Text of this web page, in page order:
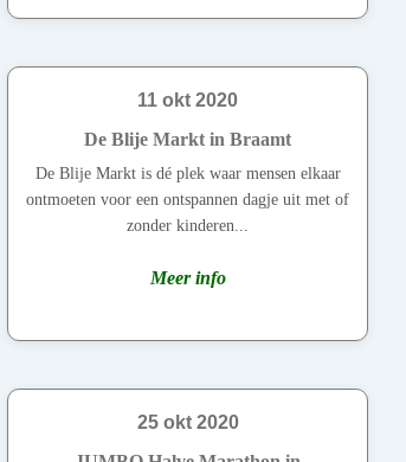
11 okt 2020
De Blije Markt in Braamt
De Blije Markt is dé plek waar mensen elkaar
ontmoeten voor een ontspannen dagje uit met of
zonder kinderen...
Meer info
25 okt 2020